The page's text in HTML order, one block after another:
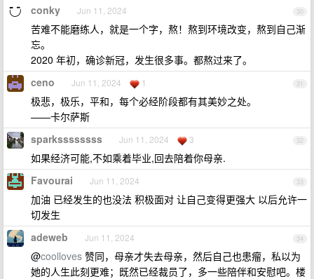
30
conky Jun 11, 2024
苦难不能磨练人，就是一个字，熬！熬到环境改变，熬到自己渐
忘。
2020 年初，确诊新冠，发生很多事。都熬过来了。
31
ceno Jun 11, 2024 1
极悲，极乐，平和，每个必经阶段都有其美妙之处。
——卡尔萨斯 ​​​
32
sparkssssssss Jun 11, 2024 3
如果经济可能,不如乘着毕业,回去陪着你母亲.
33
Favourai Jun 11, 2024
加油 已经发生的也没法 积极面对 让自己变得更强大 以后允许一
切发生
34
adeweb Jun 11, 2024
@coolloves 赞同，母亲才失去母亲，然后自己也患瘤，私以为
她的人生此刻更难；既然已经裁员了，多一些陪伴和安慰吧。楼